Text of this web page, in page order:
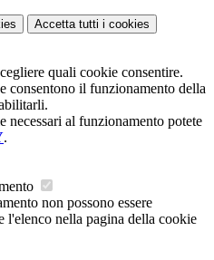
Accetta tutti i cookies
quali cookie consentire.
consentono il funzionamento della
necessari al funzionamento potete
.
non possono essere
l'elenco nella pagina della cookie